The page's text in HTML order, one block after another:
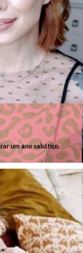
um ano sabático.